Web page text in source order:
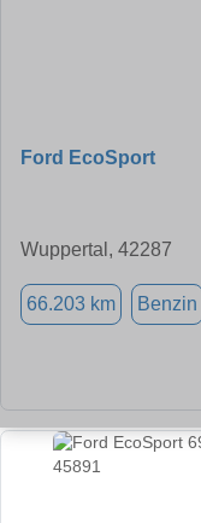
Ford EcoSport
Wuppertal, 42287
66.203 km Benzin